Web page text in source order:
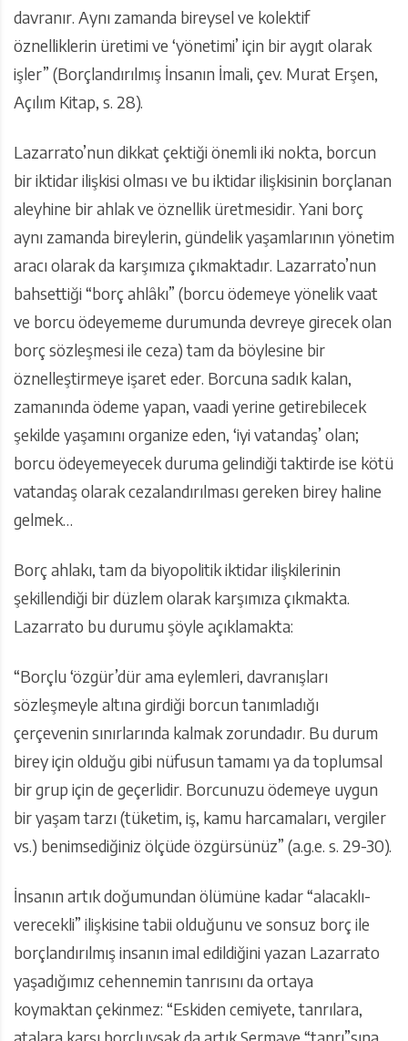
davranır. Aynı zamanda bireysel ve kolektif
öznelliklerin üretimi ve ‘yönetimi’ için bir aygıt olarak
işler” (Borçlandırılmış İnsanın İmali, çev. Murat Erşen,
Açılım Kitap, s. 28).
Lazarrato’nun dikkat çektiği önemli iki nokta, borcun
bir iktidar ilişkisi olması ve bu iktidar ilişkisinin borçlanan
aleyhine bir ahlak ve öznellik üretmesidir. Yani borç
aynı zamanda bireylerin, gündelik yaşamlarının yönetim
aracı olarak da karşımıza çıkmaktadır. Lazarrato’nun
bahsettiği “borç ahlâkı” (borcu ödemeye yönelik vaat
ve borcu ödeyememe durumunda devreye girecek olan
borç sözleşmesi ile ceza) tam da böylesine bir
öznelleştirmeye işaret eder. Borcuna sadık kalan,
zamanında ödeme yapan, vaadi yerine getirebilecek
şekilde yaşamını organize eden, ‘iyi vatandaş’ olan;
borcu ödeyemeyecek duruma gelindiği taktirde ise kötü
vatandaş olarak cezalandırılması gereken birey haline
gelmek…
Borç ahlakı, tam da biyopolitik iktidar ilişkilerinin
şekillendiği bir düzlem olarak karşımıza çıkmakta.
Lazarrato bu durumu şöyle açıklamakta:
“Borçlu ‘özgür’dür ama eylemleri, davranışları
sözleşmeyle altına girdiği borcun tanımladığı
çerçevenin sınırlarında kalmak zorundadır. Bu durum
birey için olduğu gibi nüfusun tamamı ya da toplumsal
bir grup için de geçerlidir. Borcunuzu ödemeye uygun
bir yaşam tarzı (tüketim, iş, kamu harcamaları, vergiler
vs.) benimsediğiniz ölçüde özgürsünüz” (a.g.e. s. 29-30).
İnsanın artık doğumundan ölümüne kadar “alacaklı-
verecekli” ilişkisine tabii olduğunu ve sonsuz borç ile
borçlandırılmış insanın imal edildiğini yazan Lazarrato
yaşadığımız cehennemin tanrısını da ortaya
koymaktan çekinmez: “Eskiden cemiyete, tanrılara,